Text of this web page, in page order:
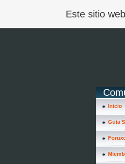
Inicio
Guia
Este sitio